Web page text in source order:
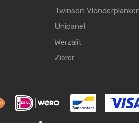
Twinson
Unipanel
Werzalit
Zierer